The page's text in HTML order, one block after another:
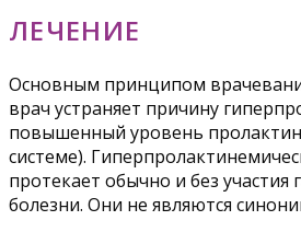
ЛЕЧЕНИЕ
Основным принципом
врач устраняет причину
повышенный уровень
системе).
протекает обычно и без участия
болезни. Они не являются